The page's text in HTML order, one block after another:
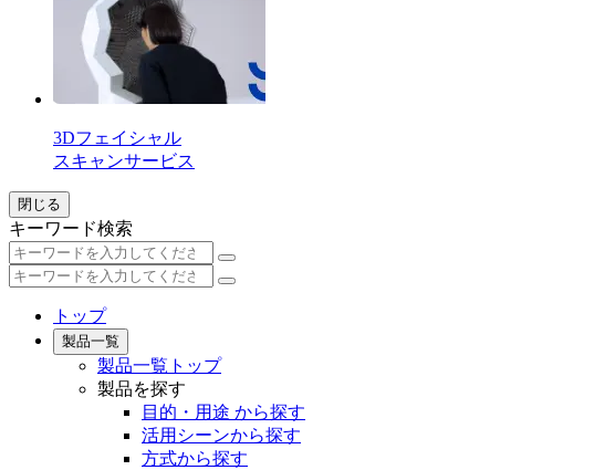
3Dフェイシャル
スキャンサービス
閉じる
キーワード検索
トップ
製品一覧
製品一覧トップ
製品を探す
目的・用途 から探す
活用シーンから探す
方式から探す